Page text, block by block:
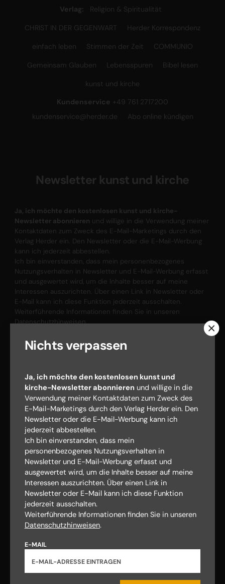
Verlag: Religion & Spiritualität
CHRIST IN DER GEGENWART Herder Korrespondenz
einfach leben Stimmen der Zeit COMMUNIO
Gemeinsam Glauben Lebensspuren Bibel lesen
kunst und kirche
Kundenservice +49 761 2717200
kundenservice@herder.de
Abo online kündigen
Newsletter kunst und kirche
Ja, ich möchte den kostenlosen kunst und kirche-
Newsletter abonnieren und willige in die Verwendung meiner
Kontaktdaten zum Zweck des E-Mail-Marketings durch den
Verlag Herder ein. Den Newsletter oder die E-Mail-Werbung
kann ich jederzeit abbestellen.
Ich bin einverstanden, dass mein personenbezogenes
Nutzungsverhalten in Newsletter und E-Mail-Werbung erfasst
und ausgewertet wird, um die Inhalte besser auf meine
Interessen auszurichten. Über einen Link in Newsletter oder
E-Mail kann ich diese Funktion jederzeit ausschalten.
Weiterführende Informationen finden Sie in unseren
Datenschutzhinweisen.
E-MAIL
Jetzt anmelden
AGB und Widerrufsbelehrung
Datenschutz
Barrierefreiheit
Impressum
Vertrag widerrufen
Nichts verpassen
Ja, ich möchte den kostenlosen kunst und
kirche-Newsletter abonnieren und willige in die
Verwendung meiner Kontaktdaten zum Zweck des
E-Mail-Marketings durch den Verlag Herder ein. Den
Newsletter oder die E-Mail-Werbung kann ich
jederzeit abbestellen.
Ich bin einverstanden, dass mein
personenbezogenes Nutzungsverhalten in
Newsletter und E-Mail-Werbung erfasst und
ausgewertet wird, um die Inhalte besser auf meine
Interessen auszurichten. Über einen Link in
Newsletter oder E-Mail kann ich diese Funktion
jederzeit ausschalten.
Weiterführende Informationen finden Sie in unseren
Datenschutzhinweisen.
E-MAIL